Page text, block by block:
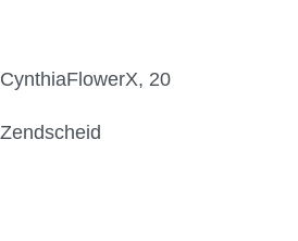
CynthiaFlowerX, 20
Zendscheid